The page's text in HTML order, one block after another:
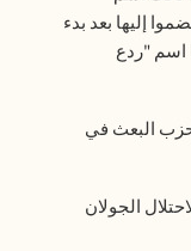
إليها بعد بدء
اسم "ردع